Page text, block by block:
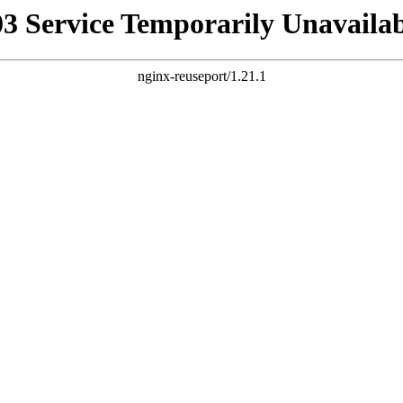
Service Temporarily
nginx-reuseport/1.21.1